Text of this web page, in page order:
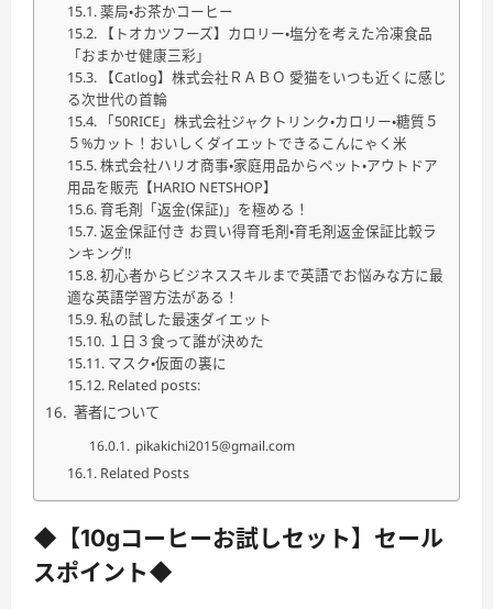
薬局・お茶かコーヒー
【トオカツフーズ】カロリー・塩分を考えた冷凍食品
「おまかせ健康三彩」
【Catlog】株式会社ＲＡＢＯ 愛猫をいつも近くに感じ
る次世代の首輪
「50RICE」株式会社ジャクトリンク・カロリー・糖質５
５%カット！おいしくダイエットできるこんにゃく米
株式会社ハリオ商事・家庭用品からペット・アウトドア
用品を販売【HARIO NETSHOP】
育毛剤「返金(保証)」を極める！
返金保証付き お買い得育毛剤・育毛剤返金保証比較ラ
ンキング!!
初心者からビジネススキルまで英語でお悩みな方に最
適な英語学習方法がある！
私の試した最速ダイエット
１日３食って誰が決めた
マスク・仮面の裏に
Related posts:
著者について
pikakichi2015@gmail.com
Related Posts
◆【10gコーヒーお試しセット】セール
スポイント◆